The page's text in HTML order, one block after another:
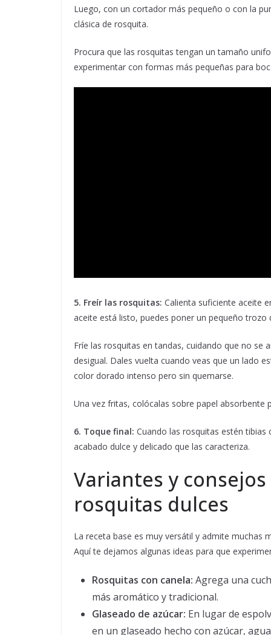
Luego, con un cortador más pequeño o con la
clásica de rosquita.
Procura que las rosquitas tengan un tamaño
experimentar con formas más pequeñas para
5. Freír las rosquitas: Calienta suficiente aceite
aceite está listo, puedes poner un pequeño
Fríe las rosquitas en tandas, cuidando que no se
desigual. Dales vuelta cuando veas que un lado
color dorado intenso pero sin quemarse.
Una vez fritas, colócalas sobre papel absorbente
6. Toque final: Cuando las rosquitas estén
acabado dulce y delicado que las caracteriza.
Variantes y
rosquitas dulces
La receta base es muy versátil y admite muchas
Aquí te dejamos algunas ideas para que
Rosquitas con canela: Agrega una
más aromático y tradicional.
Glaseado de azúcar: En lugar de
en un glaseado hecho con azúcar,